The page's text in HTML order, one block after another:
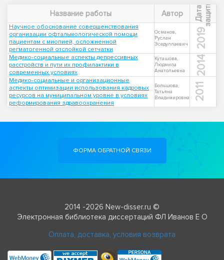
Название работы Автор Д
а
т
а
з
а
щ
и
т ы
Научное обоснование совершенствования
организации офтальмологической помощи
пациентам с миопией, осложненной
регматогенной отслойкой сетчатки
Османов,
Руслан
Эседуллаевич
2019
Медико-социальные аспекты депрессивных
расстройств и пути их профилактики в
современных условиях
Куташова,
Людмила
Анатольевна
2014
Медико-социальные и организационные
аспекты оптимизации использования кадровых
ресурсов на муниципальном уровне в условиях
реформирования здравоохранения
Большова,
Татьяна
Владимировна
2011
ФОРМА ОБРАТНОЙ СВЯЗИ
2014 -2026 New-disser.ru ©
Электронная библиотека диссертаций ФЛ Иванов Е О
Оплата, доставка, условия возврата